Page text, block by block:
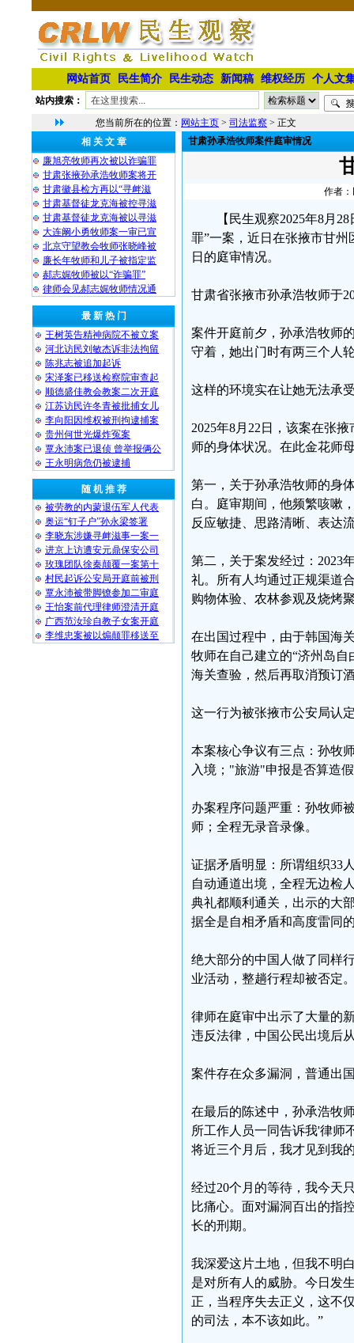
网站首页 民生简介 民生动态 新闻稿 维权经历 个人文
站内搜索：
您当前所在的位置： 网站主页 > 司法监察 > 正文
相 关 文 章
廉旭亮牧师再次被以诈骗罪
甘肃张掖孙承浩牧师案将开
甘肃徽县检方再以“寻衅滋
甘肃基督徒龙克海被控寻滋
甘肃基督徒龙克海被以寻滋
大连阚小勇牧师案一审已宣
北京守望教会牧师张晓峰被
廉长年牧师和儿子被指定监
郝志娓牧师被以“诈骗罪”
律师会见郝志娓牧师情况通
最 新 热 门
王树英告精神病院不被立案
河北访民刘敏杰诉非法拘留
陈兆志被追加起诉
宋泽案已移送检察院审查起
顺德盛佳教会教案二次开庭
江苏访民许冬青被批捕女儿
李向阳因维权被刑拘逮捕案
贵州何世光爆炸冤案
覃永沛案已退侦 曾举报俩公
王永明病危仍被逮捕
随 机 推 荐
被劳教的内蒙退伍军人代表
奥运“钉子户”孙永梁签署
李晓东涉嫌寻衅滋事一案一
进京上访遭安元鼎保安公司
玫瑰团队徐秦颠覆一案第十
村民起诉公安局开庭前被刑
覃永沛被带脚镣参加二审庭
王怡案前代理律师澄清开庭
广西范汝珍自教子女案开庭
李维忠案被以煽颠罪移送至
甘肃孙承浩牧师案件庭审情况
作者：
【民生观察2025年8月
罪”一案，近日在张掖市甘州
日的庭审情况。
甘肃省张掖市孙承浩牧师于
案件开庭前夕，孙承浩牧师
守着，她出门时有两三个人
这样的环境实在让她无法承
2025年8月22日，该案在张
师的身体状况。在此金花师
第一，关于孙承浩牧师的身
白。庭审期间，他频繁咳嗽
反应敏捷、思路清晰、表达
第二，关于案发经过：2023
礼。所有人均通过正规渠道
购物体验、农林参观及烧烤
在出国过程中，由于韩国海
牧师在自己建立的“济州岛
海关查验，然后再取消预订
这一行为被张掖市公安局认
本案核心争议有三点：孙牧
入境；"旅游"申报是否算造
办案程序问题严重：孙牧师
师；全程无录音录像。
证据矛盾明显：所谓组织33
自动通道出境，全程无边检
典礼都顺利通关，出示的大
据全是自相矛盾和高度雷同
绝大部分的中国人做了同样
业活动，整趟行程却被否定
律师在庭审中出示了大量的
违反法律，中国公民出境后
案件存在众多漏洞，普通出
在最后的陈述中，孙承浩牧
所工作人员一同告诉我'律师
将近三个月后，我才见到我
经过20个月的等待，我今天
比痛心。面对漏洞百出的指
长的刑期。
我深爱这片土地，但我不明
是对所有人的威胁。今日发
正，当程序失去正义，这不
的司法，本不该如此。”